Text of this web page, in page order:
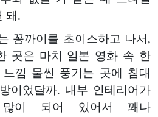
돼.
꽁까이를 초이스하고 나서,
곳은 마치 일본 영화 속 한
낌 물씬 풍기는 곳에 침대
이었달까. 내부 인테리어가
많이 되어 있어서 꽤나